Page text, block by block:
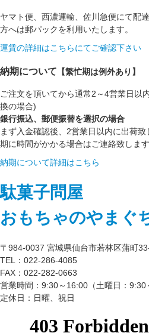
ヤマト便、西濃運輸、佐川急便にて配
方へは郵パックを利用いたします。
運賃の詳細はこちらにてご確認下さい
納期について 【繁忙期は例外あり】
ご注文を頂いてから通常2～4営業日以
換の場合)
銀行振込、郵便振替を選択の場合
まず入金確認後、2営業日以内に出荷
期に時間がかかる場合はご連絡致しま
納期について詳細はこちら
駄菓子問屋
おもちゃのやまぐ
〒984-0037 宮城県仙台市若林区蒲町
TEL：022-286-4085
FAX：022-282-0663
営業時間：9:30～16:00（土曜日：9:30
定休日：日曜、祝日